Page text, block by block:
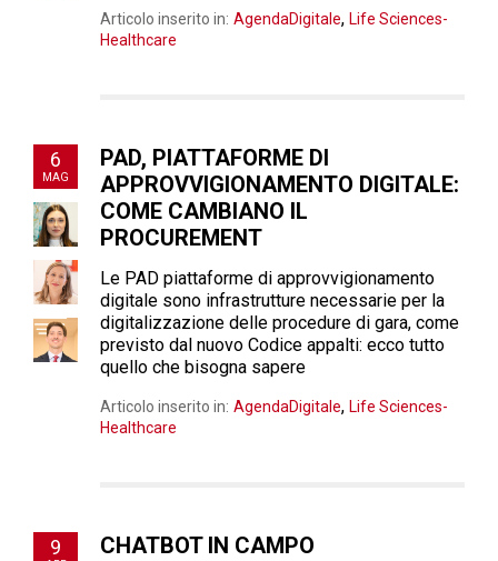
Articolo inserito in: AgendaDigitale, Life Sciences-
Healthcare
6
MAG
PAD, PIATTAFORME DI
APPROVVIGIONAMENTO DIGITALE:
COME CAMBIANO IL
PROCUREMENT
Le PAD piattaforme di approvvigionamento
digitale sono infrastrutture necessarie per la
digitalizzazione delle procedure di gara, come
previsto dal nuovo Codice appalti: ecco tutto
quello che bisogna sapere
Articolo inserito in: AgendaDigitale, Life Sciences-
Healthcare
9
CHATBOT IN CAMPO